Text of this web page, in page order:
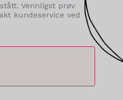
Vennligst prøv
kundeservice ved